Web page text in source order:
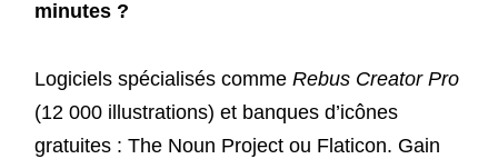
minutes ?
Logiciels spécialisés comme Rebus Creator Pro
(12 000 illustrations) et banques d’icônes
gratuites : The Noun Project ou Flaticon. Gain